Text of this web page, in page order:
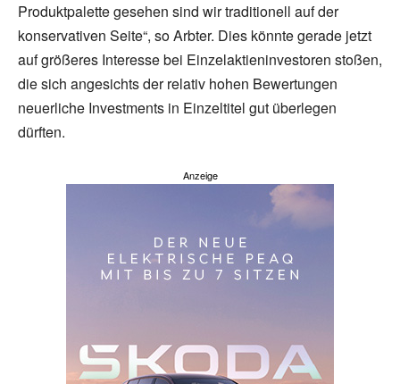
Produktpalette gesehen sind wir traditionell auf der
konservativen Seite“, so Arbter. Dies könnte gerade jetzt
auf größeres Interesse bei Einzelaktieninvestoren stoßen,
die sich angesichts der relativ hohen Bewertungen
neuerliche Investments in Einzeltitel gut überlegen
dürften.
Anzeige